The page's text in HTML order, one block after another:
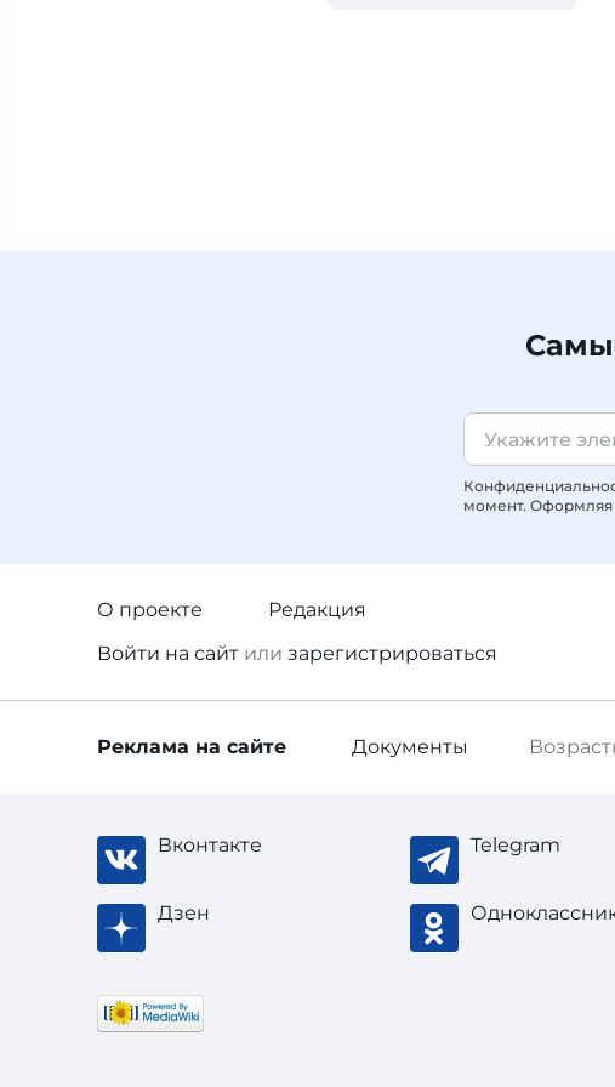
момент. Оформляя
О проекте
Редакция
Войти на сайт или зарегистрироваться
Реклама на сайте Документы
Вконтакте Telegram
Дзен